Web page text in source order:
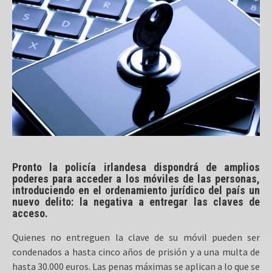
Pronto la policía irlandesa dispondrá de amplios
poderes para acceder a los móviles de las personas,
introduciendo en el ordenamiento jurídico del país un
nuevo delito: la negativa a entregar las claves de
acceso.
Quienes no entreguen la clave de su móvil pueden ser
condenados a hasta cinco años de prisión y a una multa de
hasta 30.000 euros. Las penas máximas se aplican a lo que se